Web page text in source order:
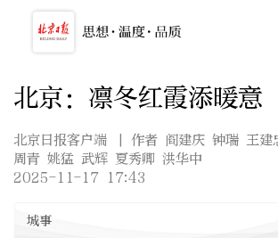
北京：凛冬红霞添暖意
北京日报客户端
| 作者 阎建庆 钟瑞 王建
周青 姚猛 武辉 夏秀卿 洪华中
2025-11-17 17:43
城事